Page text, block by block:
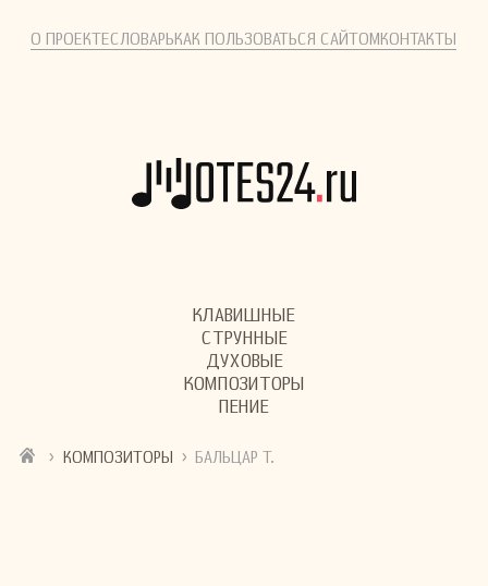
О ПРОЕКТЕСЛОВАРЬКАК ПОЛЬЗОВАТЬСЯ САЙТОМКОНТАКТЫ
КЛАВИШНЫЕ
СТРУННЫЕ
ДУХОВЫЕ
КОМПОЗИТОРЫ
ПЕНИЕ
› КОМПОЗИТОРЫ › БАЛЬЦАР Т.